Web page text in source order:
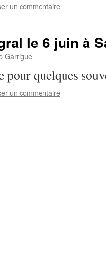
un commentaire
le 6 juin à
Garrigue
pour quelques
un commentaire